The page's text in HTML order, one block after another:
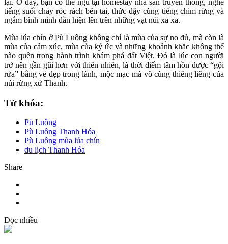
lại. Ở đây, bạn có thể ngủ tại homestay nhà sàn truyền thống, nghe
tiếng suối chảy róc rách bên tai, thức dậy cùng tiếng chim rừng và
ngắm bình minh dần hiện lên trên những vạt núi xa xa.
Mùa lúa chín ở Pù Luông không chỉ là mùa của sự no đủ, mà còn là
mùa của cảm xúc, mùa của ký ức và những khoảnh khắc không thể
nào quên trong hành trình khám phá đất Việt. Đó là lúc con người
trở nên gần gũi hơn với thiên nhiên, là thời điểm tâm hồn được “gội
rửa” bằng vẻ đẹp trong lành, mộc mạc mà vô cùng thiêng liêng của
núi rừng xứ Thanh.
Từ khóa:
Pù Luông
Pù Luông Thanh Hóa
Pù Luông mùa lúa chín
du lịch Thanh Hóa
Share
Đọc nhiều